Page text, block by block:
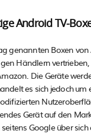
Android TV-
genannten Boxen
Händlern
Die Geräte
es sich jedoch
Gerät auf den
Google über sich